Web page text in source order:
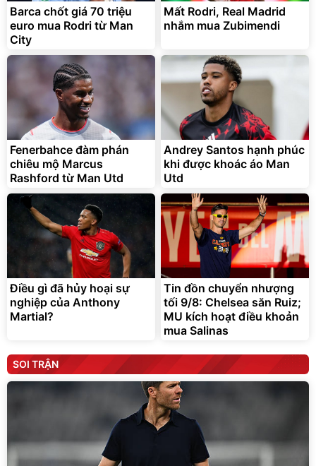
Barca chốt giá 70 triệu
euro mua Rodri từ Man
City
Mất Rodri, Real Madrid
nhắm mua Zubimendi
Fenerbahce đàm phán
chiêu mộ Marcus
Rashford từ Man Utd
Andrey Santos hạnh phúc
khi được khoác áo Man
Utd
Điều gì đã hủy hoại sự
nghiệp của Anthony
Martial?
Tin đồn chuyển nhượng
tối 9/8: Chelsea săn Ruiz;
MU kích hoạt điều khoản
mua Salinas
SOI TRẬN